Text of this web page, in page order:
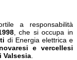
a responsabilità
, che si occupa in
di Energia elettrica e
e vercellesi
Valsesia